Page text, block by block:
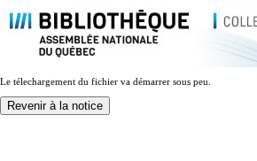
Le télechargement du fichier va démarrer sous peu.